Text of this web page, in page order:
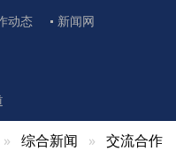
动态 新闻网
综合新闻 交流合作